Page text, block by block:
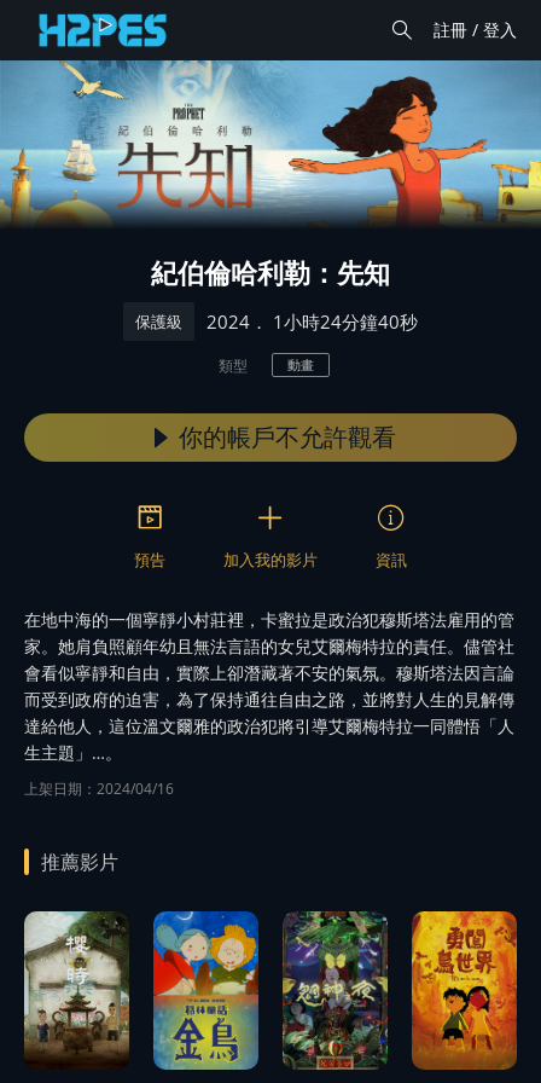
註冊 / 登入
紀伯倫哈利勒：先知
保護級 2024 ． 1小時24分鐘40秒
類型 動畫
你的帳戶不允許觀看
預告 加入我的影片 資訊
在地中海的一個寧靜小村莊裡，卡蜜拉是政治犯穆斯塔法雇用的管
家。她肩負照顧年幼且無法言語的女兒艾爾梅特拉的責任。儘管社
會看似寧靜和自由，實際上卻潛藏著不安的氣氛。穆斯塔法因言論
而受到政府的迫害，為了保持通往自由之路，並將對人生的見解傳
達給他人，這位溫文爾雅的政治犯將引導艾爾梅特拉一同體悟「人
生主題」…。
上架日期：2024/04/16
推薦影片
播
放
預告
預告
預告
播